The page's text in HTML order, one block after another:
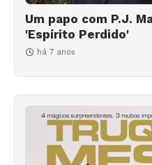
Um papo com P.J.
'Espírito Perdido'
há 7 anos